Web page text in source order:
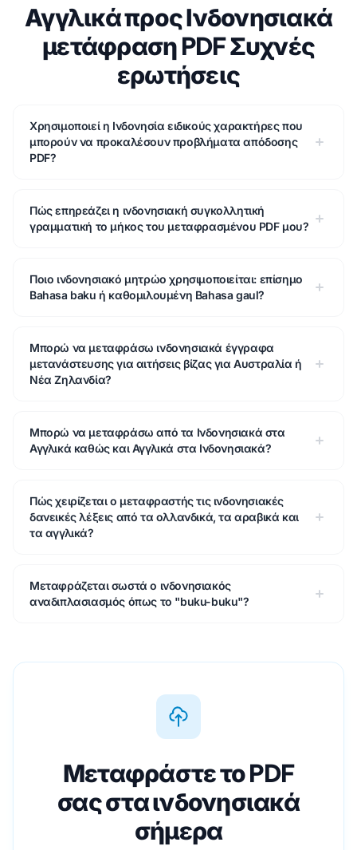
Αγγλικά προς Ινδονησιακά
μετάφραση PDF Συχνές
ερωτήσεις
Χρησιμοποιεί η Ινδονησία ειδικούς χαρακτήρες που
μπορούν να προκαλέσουν προβλήματα απόδοσης
PDF?
Πώς επηρεάζει η ινδονησιακή συγκολλητική
γραμματική το μήκος του μεταφρασμένου PDF μου?
Ποιο ινδονησιακό μητρώο χρησιμοποιείται: επίσημο
Bahasa baku ή καθομιλουμένη Bahasa gaul?
Μπορώ να μεταφράσω ινδονησιακά έγγραφα
μετανάστευσης για αιτήσεις βίζας για Αυστραλία ή
Νέα Ζηλανδία?
Μπορώ να μεταφράσω από τα Ινδονησιακά στα
Αγγλικά καθώς και Αγγλικά στα Ινδονησιακά?
Πώς χειρίζεται ο μεταφραστής τις ινδονησιακές
δανεικές λέξεις από τα ολλανδικά, τα αραβικά και
τα αγγλικά?
Μεταφράζεται σωστά ο ινδονησιακός
αναδιπλασιασμός όπως το "buku-buku"?
Μεταφράστε το PDF
σας στα ινδονησιακά
σήμερα